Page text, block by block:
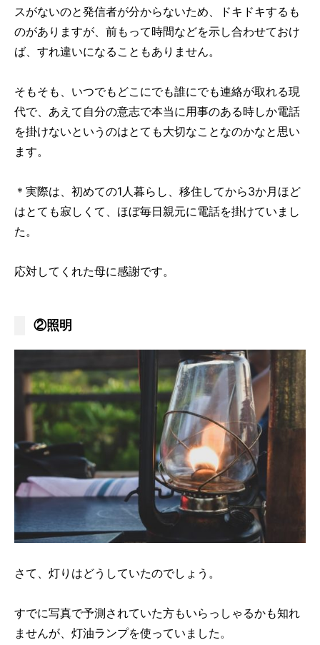
スがないのと発信者が分からないため、ドキドキするも
のがありますが、前もって時間などを示し合わせておけ
ば、すれ違いになることもありません。
そもそも、いつでもどこにでも誰にでも連絡が取れる現
代で、あえて自分の意志で本当に用事のある時しか電話
を掛けないというのはとても大切なことなのかなと思い
ます。
＊実際は、初めての1人暮らし、移住してから3か月ほど
はとても寂しくて、ほぼ毎日親元に電話を掛けていまし
た。
応対してくれた母に感謝です。
②照明
さて、灯りはどうしていたのでしょう。
すでに写真で予測されていた方もいらっしゃるかも知れ
ませんが、灯油ランプを使っていました。